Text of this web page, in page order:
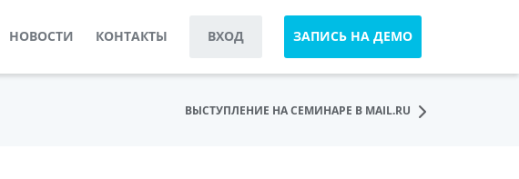
НОВОСТИ КОНТАКТЫ ВХОД ЗАПИСЬ НА ДЕМО
ВЫСТУПЛЕНИЕ НА СЕМИНАРЕ В MAIL.RU